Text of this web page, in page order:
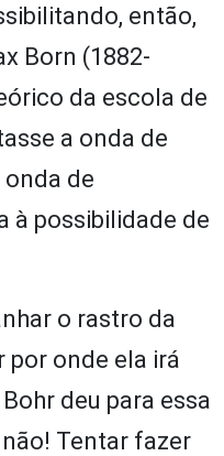
então,
Born (1882-
da escola de
a onda de
de
à possibilidade de
o rastro da
por onde ela irá
deu para essa
Tentar fazer